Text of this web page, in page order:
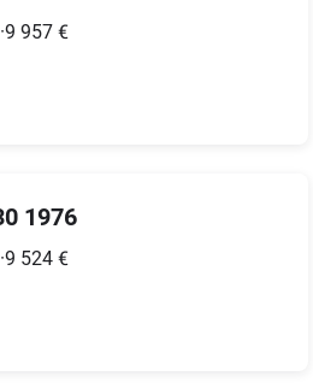
·9 957 €
1976
·9 524 €